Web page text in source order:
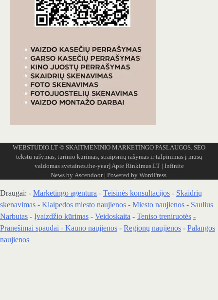
WEBSTUDIO.LT © SKAITMENINIO MARKETINGO PASLAUGOS. SEO
tekstų rašymas, turinio kūrimas, straipsnių rašymas ir talpinimas į mūsų
valdomas svetaines.the-year] Apie Rinkimus.LT| Infinite
News by Ascendoor| Powered by WordPress.
Draugai: - Marketingo agentūra - Teisinės konsultacijos - Skaidrių
skenavimas - Klaipedos miesto naujienos - Miesto naujienos - Saulius
Narbutas - Įvaizdžio kūrimas - Veidoskaita - Teniso treniruotės -
Pranešimai spaudai - Kauno naujienos - Regionų naujienos - Palangos
naujienos